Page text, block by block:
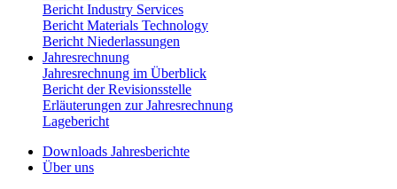
Bericht Industry Services
Bericht Materials Technology
Bericht Niederlassungen
Jahresrechnung
Jahresrechnung im Überblick
Bericht der Revisionsstelle
Erläuterungen zur Jahresrechnung
Lagebericht
Downloads Jahresberichte
Über uns